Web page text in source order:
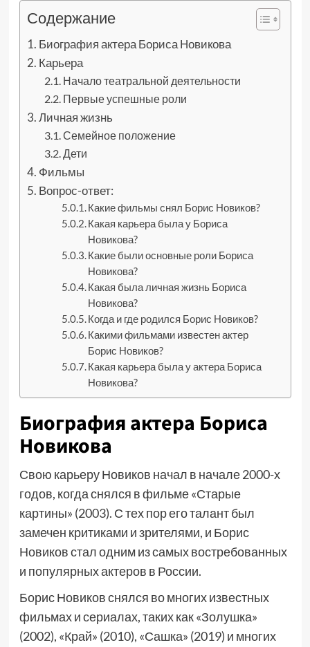
Содержание
Биография актера Бориса Новикова
Карьера
Начало театральной деятельности
Первые успешные роли
Личная жизнь
Семейное положение
Дети
Фильмы
Вопрос-ответ:
Какие фильмы снял Борис Новиков?
Какая карьера была у Бориса
Новикова?
Какие были основные роли Бориса
Новикова?
Какая была личная жизнь Бориса
Новикова?
Когда и где родился Борис Новиков?
Какими фильмами известен актер
Борис Новиков?
Какая карьера была у актера Бориса
Новикова?
Биография актера Бориса
Новикова
Свою карьеру Новиков начал в начале 2000-х
годов, когда снялся в фильме «Старые
картины» (2003). С тех пор его талант был
замечен критиками и зрителями, и Борис
Новиков стал одним из самых востребованных
и популярных актеров в России.
Борис Новиков снялся во многих известных
фильмах и сериалах, таких как «Золушка»
(2002), «Край» (2010), «Сашка» (2019) и многих